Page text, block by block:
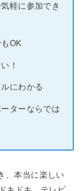
軽に参加でき
OK
！
にわかる
ターならでは
、本当に楽しい